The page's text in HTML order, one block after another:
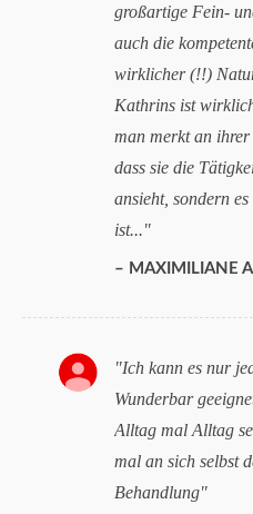
großartige Fein-
auch die
wirklicher (!!)
Kathrins ist
man merkt an ihrer
dass sie die
ansieht, sondern
ist...
MAXIMILIANE
Ich kann es nur
Wunderbar
Alltag mal Alltag
mal an sich selbst
Behandlung